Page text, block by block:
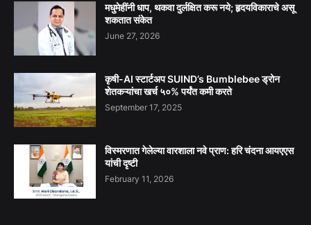
मधुमेहींनी धाप, थकवा दुर्लक्षित करू नये; हृदयविकाराचे असू
शकतात संकेत
June 27, 2026
कृषी-AI स्टार्टअप SUIND’s Bumblebee ड्रोन
शेतकऱ्यांचा खर्च ५०% पर्यंत कमी करते
September 17, 2025
विस्मरणात गेलेल्या वारशाला नवे प्राण: हरि चंदना आयएएस
यांची दृष्टी
February 11, 2026